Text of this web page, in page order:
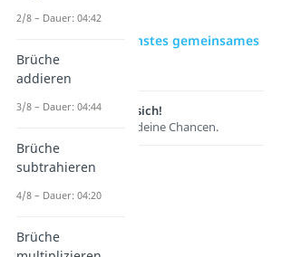
zur Videoseite: Kleinstes gemeinsames
Vielfaches (kgV)
Lernen lohnt sich!
Entdecke hier deine Chancen.
2/8 – Dauer: 04:42
Brüche
addieren
3/8 – Dauer: 04:44
Brüche
subtrahieren
4/8 – Dauer: 04:20
Brüche